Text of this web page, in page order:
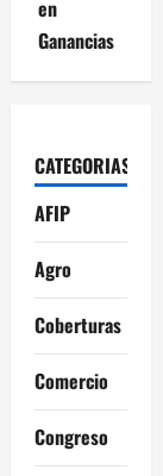
en
Ganancias
CATEGORIAS
AFIP
Agro
Coberturas
Comercio
Congreso